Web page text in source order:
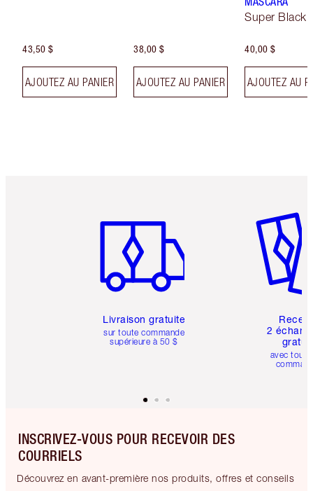
43,50 $
AJOUTEZ AU PANIER
38,00 $
AJOUTEZ AU PANIER
Super Black
40,00 $
AJOUTEZ AU
Livraison gratuite
sur toute commande
supérieure à 50 $
2
avec
INSCRIVEZ-VOUS POUR RECEVOIR DES
COURRIELS
Découvrez en avant-première nos produits, offres et conseils